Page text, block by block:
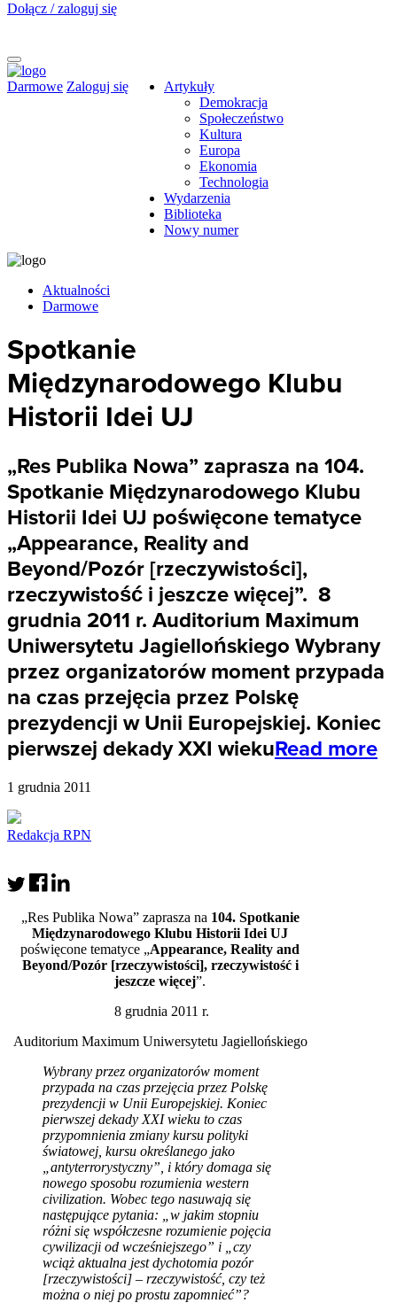
Dołącz / zaloguj się
Darmowe Zaloguj się
Artykuły
Demokracja
Społeczeństwo
Kultura
Europa
Ekonomia
Technologia
Wydarzenia
Biblioteka
Nowy numer
Aktualności
Darmowe
Spotkanie
Międzynarodowego Klubu
Historii Idei UJ
„Res Publika Nowa” zaprasza na 104.
Spotkanie Międzynarodowego Klubu
Historii Idei UJ poświęcone tematyce
„Appearance, Reality and
Beyond/Pozór [rzeczywistości],
rzeczywistość i jeszcze więcej”. 8
grudnia 2011 r. Auditorium Maximum
Uniwersytetu Jagiellońskiego Wybrany
przez organizatorów moment przypada
na czas przejęcia przez Polskę
prezydencji w Unii Europejskiej. Koniec
pierwszej dekady XXI wiekuRead more
1 grudnia 2011
Redakcja RPN
„Res Publika Nowa” zaprasza na 104. Spotkanie
Międzynarodowego Klubu Historii Idei UJ
poświęcone tematyce „Appearance, Reality and
Beyond/Pozór [rzeczywistości], rzeczywistość i
jeszcze więcej”.
8 grudnia 2011 r.
Auditorium Maximum Uniwersytetu Jagiellońskiego
Wybrany przez organizatorów moment
przypada na czas przejęcia przez Polskę
prezydencji w Unii Europejskiej. Koniec
pierwszej dekady XXI wieku to czas
przypomnienia zmiany kursu polityki
światowej, kursu określanego jako
„antyterrorystyczny”, i który domaga się
nowego sposobu rozumienia western
civilization. Wobec tego nasuwają się
następujące pytania: „w jakim stopniu
różni się współczesne rozumienie pojęcia
cywilizacji od wcześniejszego” i „czy
wciąż aktualna jest dychotomia pozór
[rzeczywistości] – rzeczywistość, czy też
można o niej po prostu zapomnieć”?